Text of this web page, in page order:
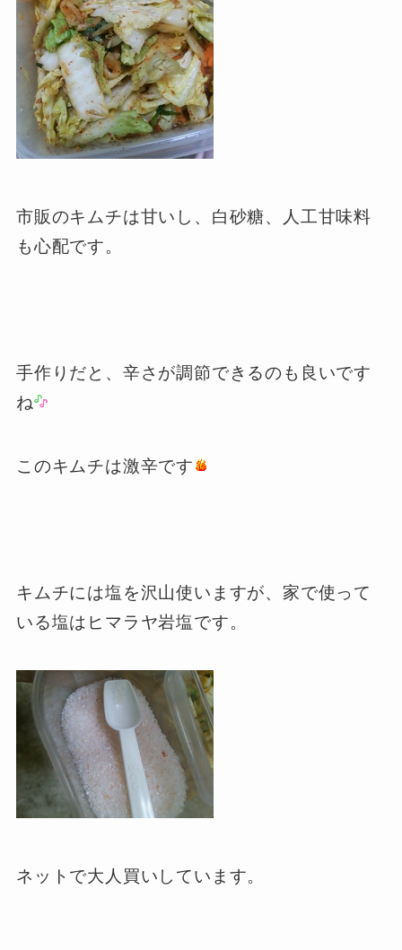
市販のキムチは甘いし、白砂糖、人工甘味料
も心配です。
手作りだと、辛さが調節できるのも良いです
ね
このキムチは激辛です
キムチには塩を沢山使いますが、家で使って
いる塩はヒマラヤ岩塩です。
ネットで大人買いしています。